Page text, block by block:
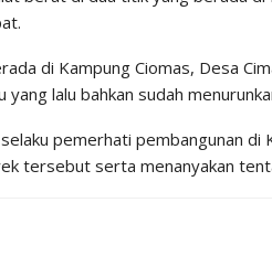
di Kampung Ciomas, Desa
yang lalu bahkan sudah
pemerhati pembangunan
tersebut serta menanyakan